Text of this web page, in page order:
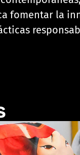
fomentar la